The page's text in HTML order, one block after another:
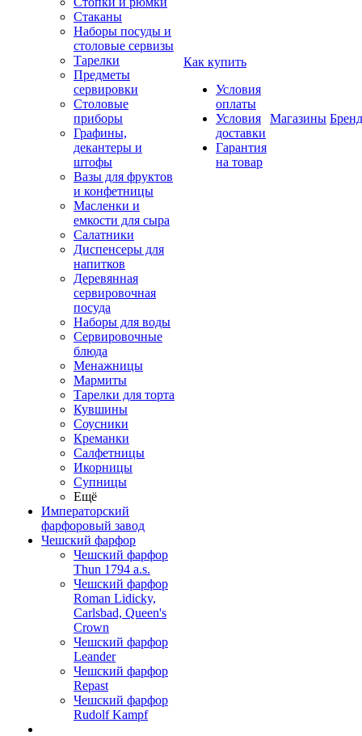
Стаканы
Наборы посуды и
столовые сервизы
Тарелки
Предметы
сервировки
Столовые
приборы
Графины,
декантеры и
штофы
Вазы для фруктов
и конфетницы
Масленки и
емкости для сыра
Салатники
Диспенсеры для
напитков
Деревянная
сервировочная
посуда
Наборы для воды
Сервировочные
блюда
Менажницы
Мармиты
Тарелки для торта
Кувшины
Соусники
Креманки
Салфетницы
Икорницы
Супницы
Ещё
Императорский
фарфоровый завод
Чешский фарфор
Чешский фарфор
Thun 1794 a.s.
Чешский фарфор
Roman Lidicky,
Carlsbad, Queen's
Crown
Чешский фарфор
Leander
Чешский фарфор
Repast
Чешский фарфор
Rudolf Kampf
Как купить
Условия
оплаты
Условия
доставки
Гарантия
на товар
Магазины